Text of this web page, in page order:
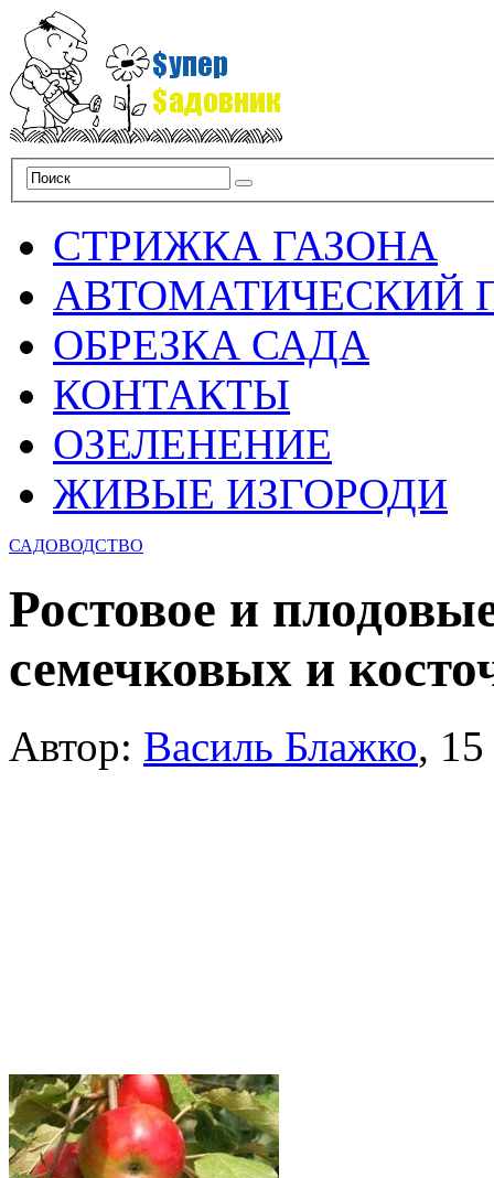
СТРИЖКА ГАЗОНА
АВТОМАТИЧЕСКИЙ
ОБРЕЗКА САДА
КОНТАКТЫ
ОЗЕЛЕНЕНИЕ
ЖИВЫЕ ИЗГОРОДИ
САДОВОДСТВО
Ростовое и
семечковых и
Автор: Василь Блажко,